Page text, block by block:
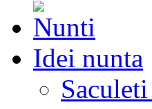
Idei nunta